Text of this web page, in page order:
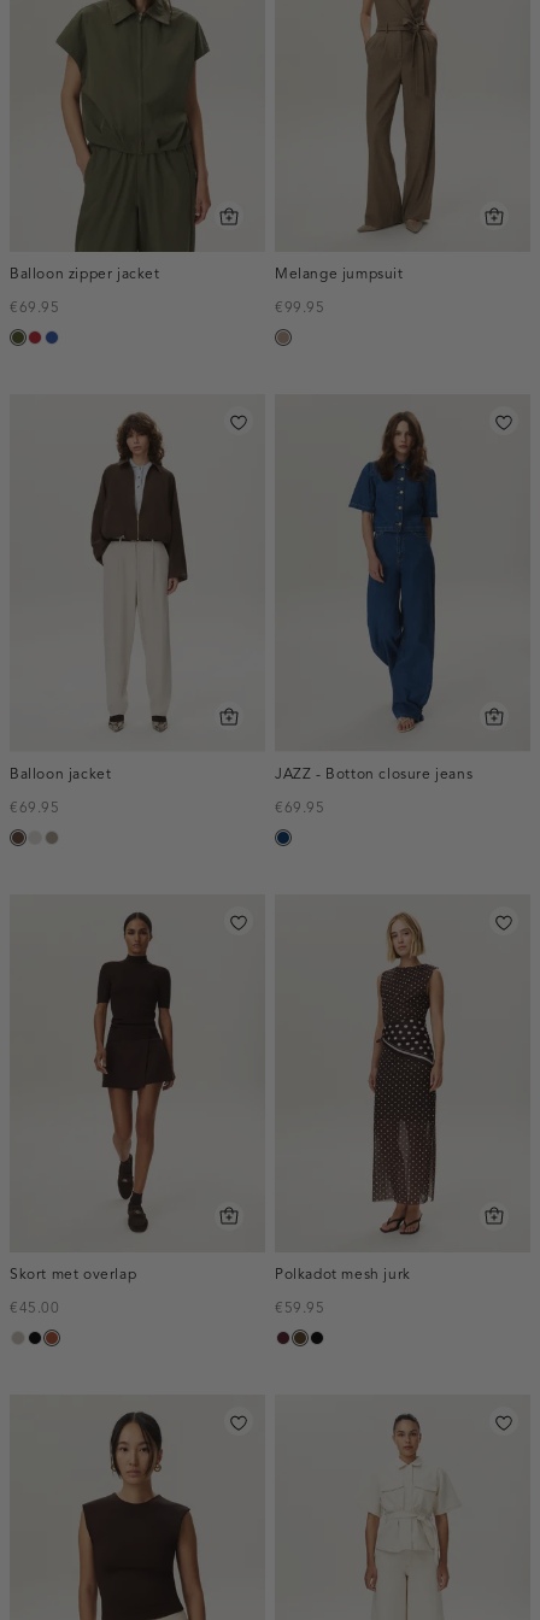
Balloon zipper jacket
€69.95
groen,
donkerrood
kobaltblauw
Melange jumpsuit
€99.95
taupe,
Balloon jacket
€69.95
donkerbruin
kittaupe,
JAZZ - Botton closure jeans
€69.95
blauw,
Skort met overlap
€45.00
taupe,
zwartbruin
Polkadot mesh jurk
€59.95
pruim,
toffee
zwart